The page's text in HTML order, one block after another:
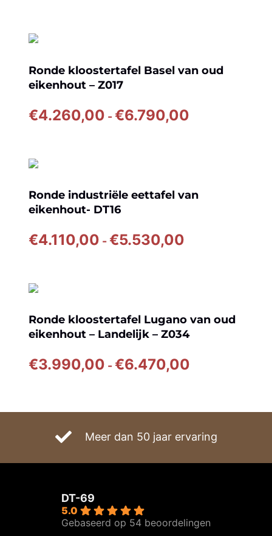
Ronde kloostertafel Basel van oud
eikenhout – Z017
€4.260,00 -€6.790,00
Ronde industriële eettafel van
eikenhout- DT16
€4.110,00 -€5.530,00
Ronde kloostertafel Lugano van oud
eikenhout – Landelijk – Z034
€3.990,00 -€6.470,00
€6.470,00
Meer dan 50 jaar ervaring
DT-69
5.0
Gebaseerd op 54 beoordelingen